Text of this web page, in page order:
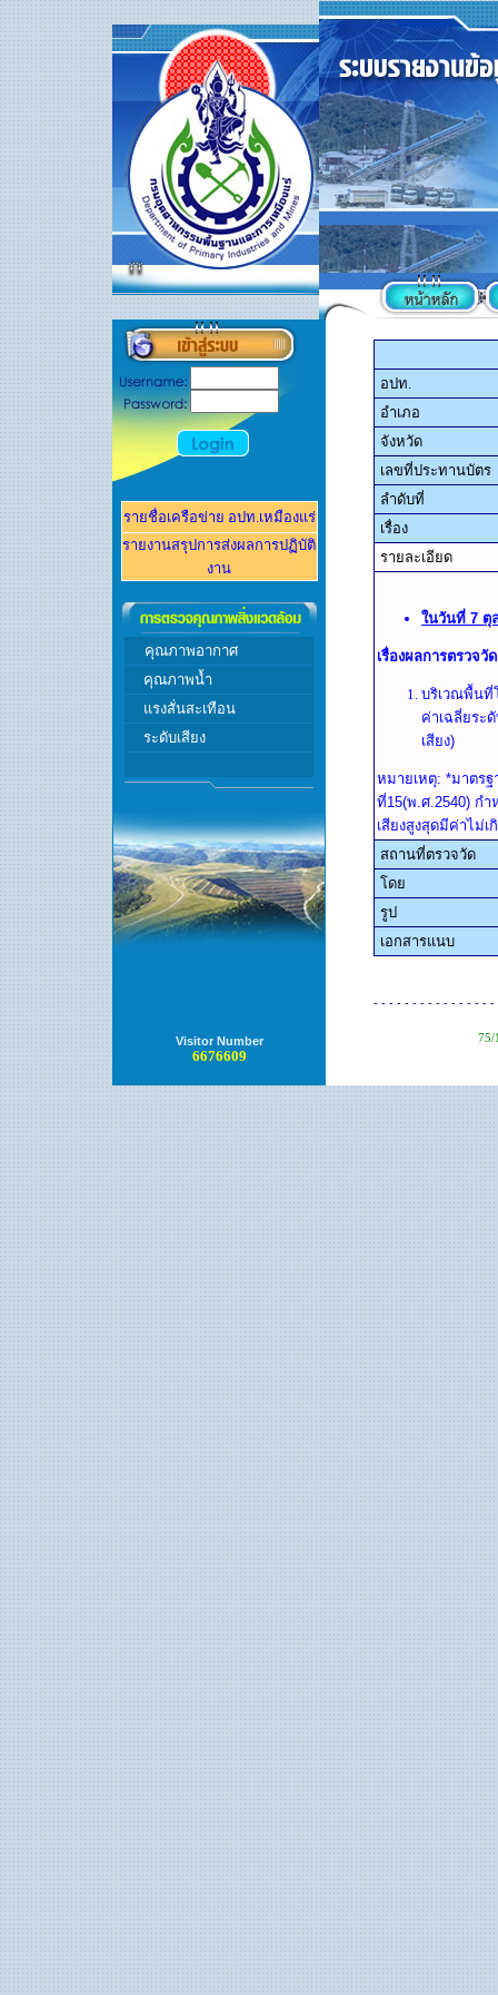
รายชื่อเครือข่าย อปท.เหมืองแร่
รายงานสรุปการส่งผลการปฏิบัติ
งาน
คุณภาพอากาศ
คุณภาพน้ำ
แรงสั่นสะเทือน
ระดับเสียง
อปท.
อำเภอ
จังหวัด
เลขที่ประทานบัตร
ลำดับที่
เรื่อง
รายละเอียด
ในวันที่ 7 ตุ
เรื่องผลการตรวจ
บริเวณพื้นที่
ค่าเฉลี่ยระ
เสียง)
หมายเหตุ: *มาตร
ที่15(พ.ศ.2540) กำ
เสียงสูงสุดมีค่าไม่เ
สถานที่ตรวจวัด
โดย
รูป
เอกสารแนบ
Visitor Number
6676609
- - - - - - - - - - - - - - -
75/